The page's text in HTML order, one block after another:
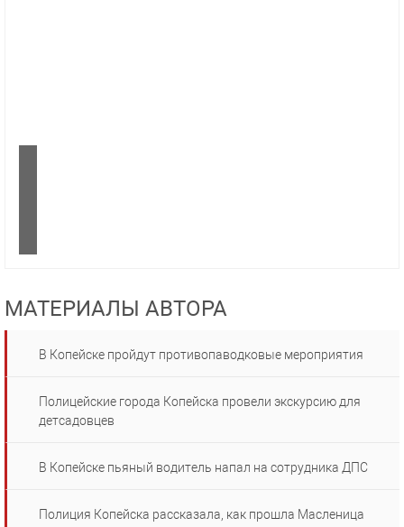
МАТЕРИАЛЫ АВТОРА
В Копейске пройдут противопаводковые мероприятия
Полицейские города Копейска провели экскурсию для
детсадовцев
В Копейске пьяный водитель напал на сотрудника ДПС
Полиция Копейска рассказала, как прошла Масленица